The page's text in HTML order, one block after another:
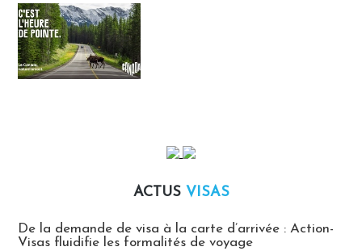
ACTUS VISAS
De la demande de visa à la carte d’arrivée : Action-
Visas fluidifie les formalités de voyage